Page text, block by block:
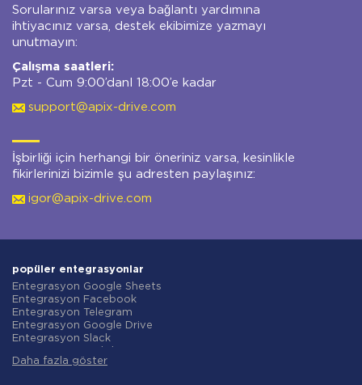
Sorularınız varsa veya bağlantı yardımına
ihtiyacınız varsa, destek ekibimize yazmayı
unutmayın:
Çalışma saatleri:
Pzt - Cum 9:00’danl 18:00’e kadar
support@apix-drive.com
İşbirliği için herhangi bir öneriniz varsa, kesinlikle
fikirlerinizi bizimle şu adresten paylaşınız:
igor@apix-drive.com
popüler entegrasyonlar
Entegrasyon Google Sheets
Entegrasyon Facebook
Entegrasyon Telegram
Entegrasyon Google Drive
Entegrasyon Slack
Entegrasyon Gmail
Daha fazla göster